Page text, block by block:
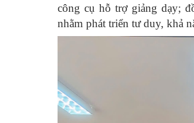
công cụ hỗ trợ giảng dạy;
nhằm phát triển tư duy, khả